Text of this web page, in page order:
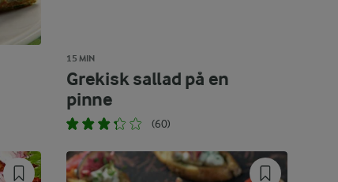
15 MIN
Grekisk sallad på en
pinne
(60)